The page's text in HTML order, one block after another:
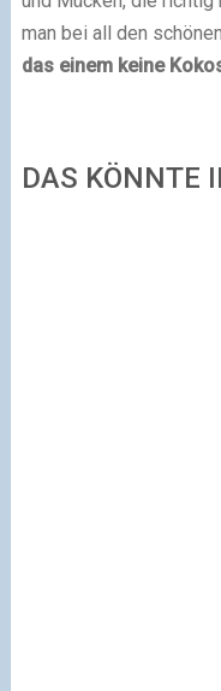
man bei all den schönen
das einem keine
DAS KÖNNTE